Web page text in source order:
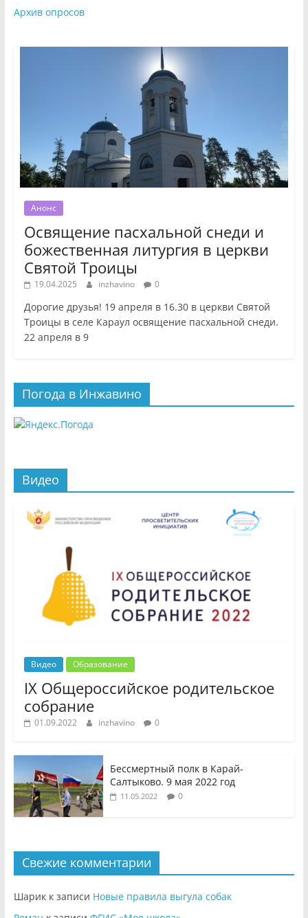
Архив опросов
Анонс
Освящение пасхальной снеди и
божественная литургия в церкви
Святой Троицы
19.04.2025 inzhavino 0
Дорогие друзья! 19 апреля в 16.30 в церкви Святой
Троицы в селе Караул освящение пасхальной снеди.
22 апреля в 9
Погода в Инжавино
Видео
Видео Образование
IX Общероссийское родительское
собрание
01.09.2022 inzhavino 0
Бессмертный полк в Карай-
Салтыково. 9 мая 2022 год
11.05.2022 0
Свежие комментарии
Шарикк записи Новые правила выгула собак